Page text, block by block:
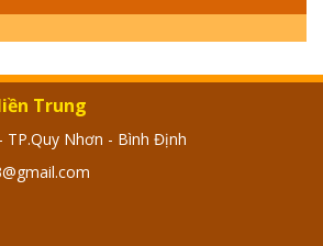
ĐÁP THIỀN TÔNG ĐẶC BIỆT - P12 -
VỀ ĐẠI HỒNG THỦY? TRỜI ĐÁNH
ĐÂM THẦN VẶN HỌNG?
Trung
TP.Quy Nhơn - Bình Định